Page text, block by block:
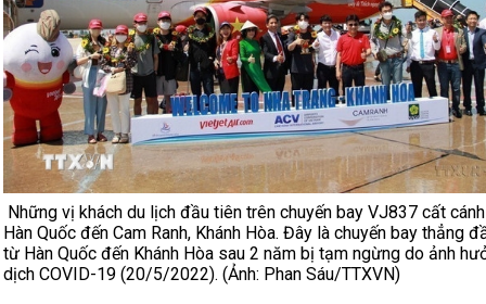
Những vị khách du lịch đầu tiên trên chuyến bay VJ837 cất
Hàn Quốc đến Cam Ranh, Khánh Hòa. Đây là chuyến bay thẳng
từ Hàn Quốc đến Khánh Hòa sau 2 năm bị tạm ngừng do ảnh
dịch COVID-19 (20/5/2022). (Ảnh: Phan Sáu/TTXVN)